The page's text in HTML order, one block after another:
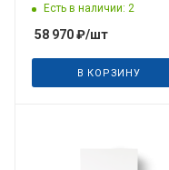
Есть в наличии: 2
58 970₽/шт
В КОРЗИНУ